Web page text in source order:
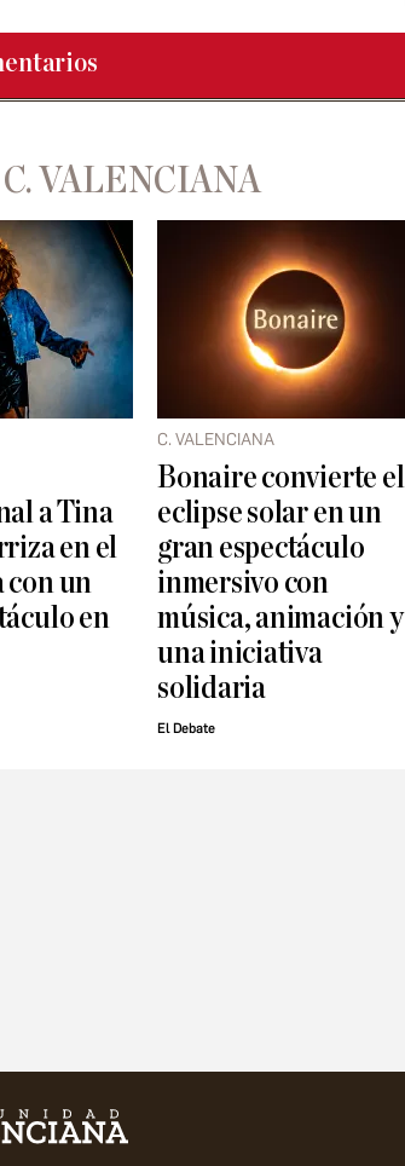
VALENCIANA
a Tina
en el
con un
en
C. VALENCIANA
Bonaire convierte el
eclipse solar en un
gran espectáculo
inmersivo con
música, animación y
una iniciativa
solidaria
El Debate